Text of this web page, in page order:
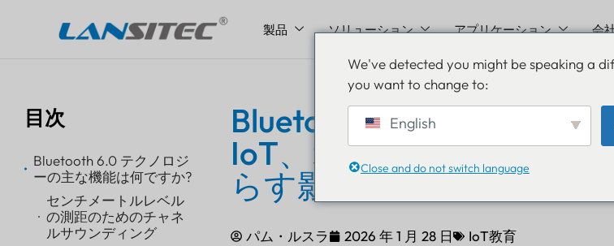
ス
製品 ソリューション アプリケーション 会
目次
Bluetooth 6.0 テクノロジ
ーの主な機能は何ですか?
センチメートルレベル
の測距のためのチャネ
ルサウンディング
Bluetooth 6.0と6.1：新し
IoT、オーディオ、ウェ
らす影響
パム・ルスラ 2026 年 1 月 28 日 IoT教育
We've detected you might be speaking a
you want to change to:
English
Close and do not switch language